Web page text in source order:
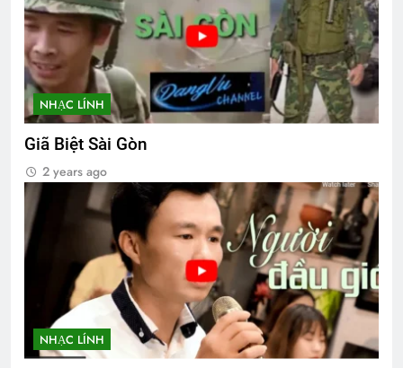
NHẠC LÍNH
Giã Biệt Sài Gòn
2 years ago
NHẠC LÍNH